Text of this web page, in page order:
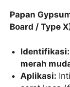
Papan
Board / Type
Identifikasi:
merah
Aplikasi: